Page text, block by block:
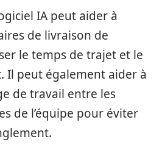
IA peut aider à
de livraison de
le temps de trajet et le
Il peut également aider à
de travail entre les
de l’équipe pour éviter